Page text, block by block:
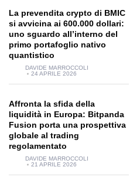
La prevendita crypto di BMIC
si avvicina ai 600.000 dollari:
uno sguardo all’interno del
primo portafoglio nativo
quantistico
DAVIDE MARROCCOLI
24 APRILE 2026
Affronta la sfida della
liquidità in Europa: Bitpanda
Fusion porta una prospettiva
globale al trading
regolamentato
DAVIDE MARROCCOLI
21 APRILE 2026